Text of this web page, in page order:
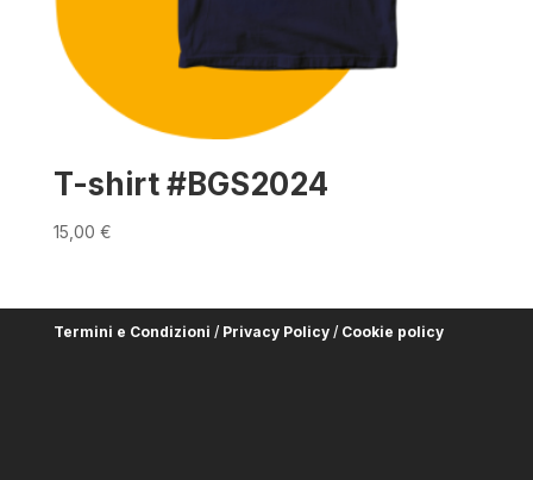
T-shirt #BGS2024
15,00 €
Termini e Condizioni / Privacy Policy/ Cookie policy